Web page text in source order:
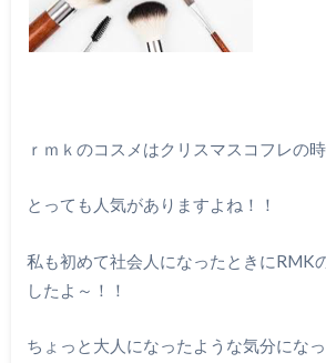
ｒｍｋのコスメはクリスマスコフレの時
とっても人気がありますよね！！
私も初めて社会人になったときにRMK
したよ～！！
ちょっと大人になったような気分にな